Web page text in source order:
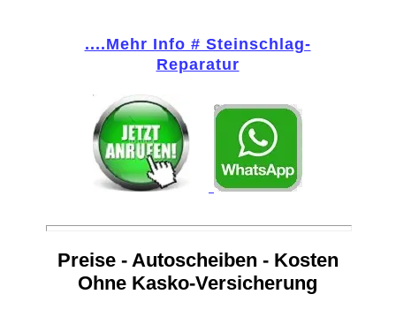
....Mehr Info # Steinschlag-
Reparatur
Preise - Autoscheiben - Kosten
Ohne Kasko-Versicherung